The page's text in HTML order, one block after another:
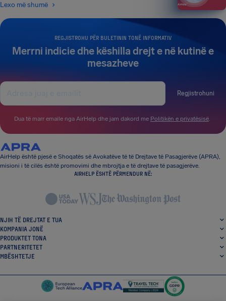
REGJISTROHU PËR BULETININ TONË INFORMATIV
Merrni indicie dhe këshilla drejt e në kutinë e
mesazheve
Regjistrohuni
Dua të marr emaile nga AirHelp dhe jam dakord me Politikën e privatësisë.
Lexo më shumë
AirHelp është pjesë e Shoqatës së Avokatëve të të Drejtave të Pasagjerëve (APRA),
misioni i të cilës është promovimi dhe mbrojtja e të drejtave të pasagjerëve.
AIRHELP ËSHTË PËRMENDUR NË:
NJIH TË DREJTAT E TUA
KOMPANIA JONË
PRODUKTET TONA
PARTNERITETET
MBËSHTETJE